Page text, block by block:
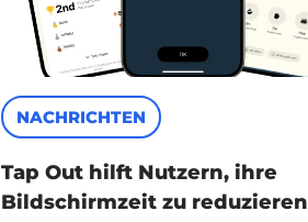
NACHRICHTEN
Tap Out hilft Nutzern, ihre
Bildschirmzeit zu reduzieren